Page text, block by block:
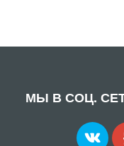
МЫ В СОЦ.